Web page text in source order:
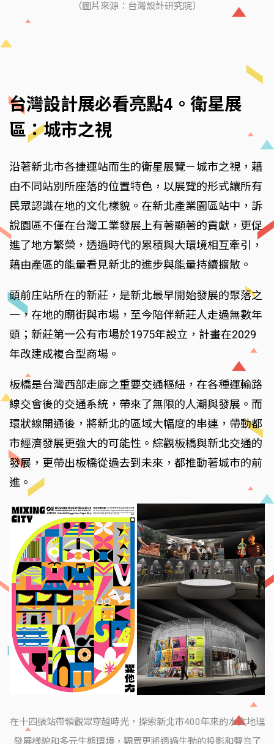
（圖片來源：台灣設計研究院）
台灣設計展必看亮點4。衛星展
區：城市之視
沿著新北市各捷運站而生的衛星展覽－城市之視，藉
由不同站別所座落的位置特色，以展覽的形式讓所有
民眾認識在地的文化樣貌。在新北產業園區站中，訴
說園區不僅在台灣工業發展上有著顯著的貢獻，更促
進了地方繁榮，透過時代的累積與大環境相互牽引，
藉由產區的能量看見新北的進步與能量持續擴散。
頭前庄站所在的新莊，是新北最早開始發展的聚落之
一，在地的廟街與市場，至今陪伴新莊人走過無數年
頭；新莊第一公有市場於1975年設立，計畫在2029
年改建成複合型商場。
板橋是台灣西部走廊之重要交通樞紐，在各種運輸路
線交會後的交通系統，帶來了無限的人潮與發展。而
環狀線開通後，將新北的區域大幅度的串連，帶動都
市經濟發展更強大的可能性。綜觀板橋與新北交通的
發展，更帶出板橋從過去到未來，都推動著城市的前
進。
在十四張站帶領觀眾穿越時光，探索新北市400年來的水文地理
發展樣貌和多元生態環境，觀眾更將透過生動的投影和聲音了